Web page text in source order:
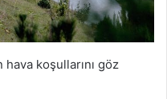
koşullarını göz